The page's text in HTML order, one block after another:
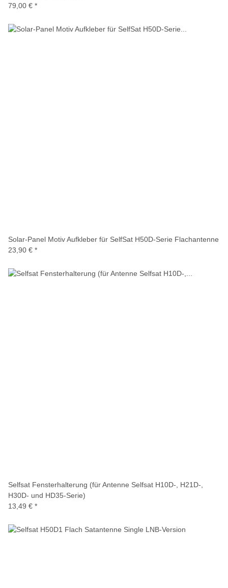
79,00 € *
Solar-Panel Motiv Aufkleber für SelfSat H50D-Serie Flachantenne
23,90 € *
Selfsat Fensterhalterung (für Antenne Selfsat H10D-, H21D-,
H30D- und HD35-Serie)
13,49 € *